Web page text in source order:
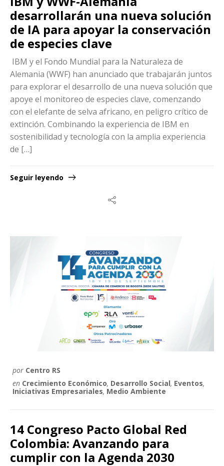
desarrollarán una nueva solución
de IA para apoyar la conservación
de especies clave
IBM y el Fondo Mundial para la Naturaleza de
Alemania (WWF) han anunciado que trabajarán juntos
para explorar el desarrollo de una nueva solución que
apoye el monitoreo de especies clave, comenzando
con el elefante de selva africano, en peligro crítico de
extinción. Combinando la experiencia de IBM en
sostenibilidad y tecnología con la amplia experiencia
de […]
Seguir leyendo
por Centro RS
en Crecimiento Económico, Desarrollo Social, Eventos,
Iniciativas Empresariales, Medio Ambiente
14 Congreso Pacto Global Red
Colombia: Avanzando para
cumplir con la Agenda 2030